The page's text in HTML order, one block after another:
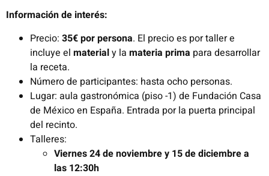
Información de interés:
Precio: 35€ por persona. El precio es por taller e
incluye el materialy la materia prima para desarrollar
la receta.
Número de participantes: hasta ocho personas.
Lugar: aula gastronómica (piso -1) de Fundación Casa
de México en España. Entrada por la puerta principal
del recinto.
Talleres:
Viernes 24 de noviembre y 15 de diciembre a
las 12:30h